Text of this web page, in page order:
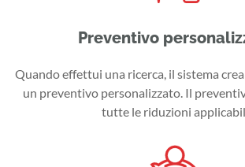
Preventivo
Quando effettui una ricerca, il sistema
un preventivo personalizzato. Il
tutte le riduzioni